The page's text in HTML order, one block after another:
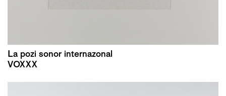
La pozi sonor internazonal
VOXXX